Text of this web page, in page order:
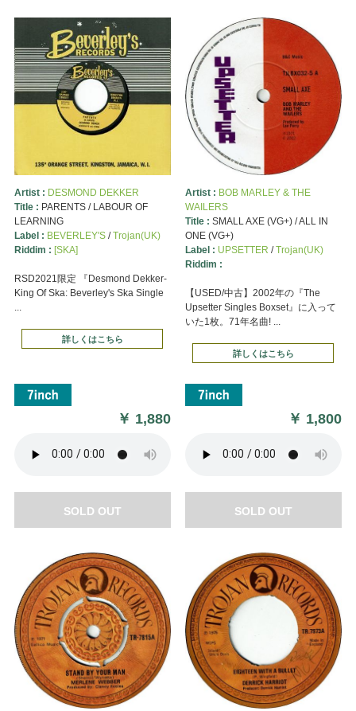
Artist : DESMOND DEKKER
Title : PARENTS / LABOUR OF
LEARNING
Label : BEVERLEY'S/Trojan(UK)
Riddim : [SKA]
RSD2021限定 『Desmond Dekker-
King Of Ska: Beverley's Ska Single
...
詳しくはこちら
￥ 1,880
SOLD OUT
Artist : BOB MARLEY & THE
WAILERS
Title : SMALL AXE (VG+) / ALL IN
ONE (VG+)
Label : UPSETTER /Trojan(UK)
Riddim :
【USED/中古】2002年の『The
Upsetter Singles Boxset』に入って
いた1枚。71年名曲! ...
詳しくはこちら
￥ 1,800
SOLD OUT